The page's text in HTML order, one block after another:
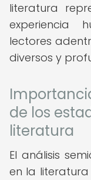
literatura
experiencia
lectores
diversos y
de los
literatura
El análisis
en la